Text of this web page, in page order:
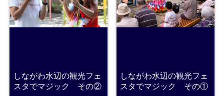
しながわ水辺の観光フェ
スタでマジック その②
しながわ水辺の観光フェ
スタでマジック その①